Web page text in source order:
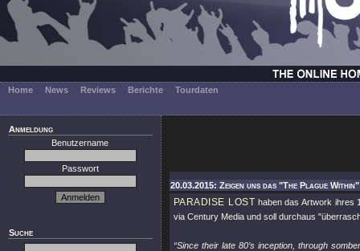
Home News Reviews Berichte Tourdaten
Anmeldung
Benutzername
Passwort
Suche
20.03.2015: Zeigen uns das "The Plague
PARADISE LOST haben das Artwork ihres
via Century Media und soll durchaus
“Since their late 80’s inception, through